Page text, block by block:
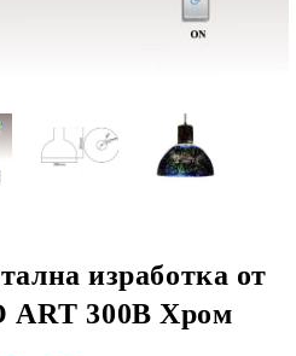
изработка от
АRТ 300B Хром